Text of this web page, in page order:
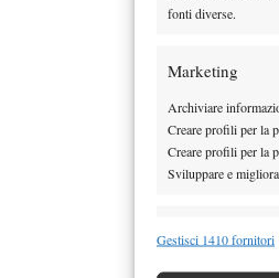
fonti diverse.
Marketing
Archiviare
Creare profili per la
Creare profili per la
Sviluppare e
Funzionalità
Gestisci 1410 fornitori